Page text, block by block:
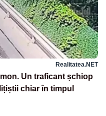
Realitatea.NET
Un traficant șchiop
chiar în timpul